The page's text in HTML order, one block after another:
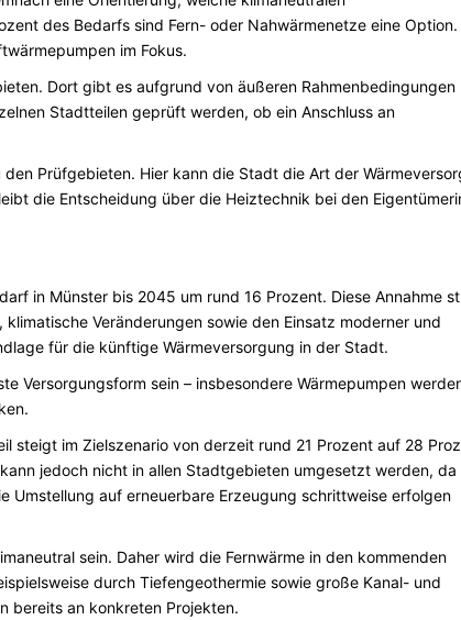
des Bedarfs sind Fern- oder Nahwärmenetze eine Option.
im Fokus.
Dort gibt es aufgrund von äußeren Rahmenbedingungen
Stadtteilen geprüft werden, ob ein Anschluss an
Prüfgebieten. Hier kann die Stadt die Art der
die Entscheidung über die Heiztechnik bei den
in Münster bis 2045 um rund 16 Prozent. Diese Annahme
Veränderungen sowie den Einsatz moderner und
für die künftige Wärmeversorgung in der Stadt.
Versorgungsform sein – insbesondere Wärmepumpen
steigt im Zielszenario von derzeit rund 21 Prozent auf 28
jedoch nicht in allen Stadtgebieten umgesetzt werden, da
Umstellung auf erneuerbare Erzeugung schrittweise erfolgen
sein. Daher wird die Fernwärme in den kommenden
durch Tiefengeothermie sowie große Kanal- und
bereits an konkreten Projekten.